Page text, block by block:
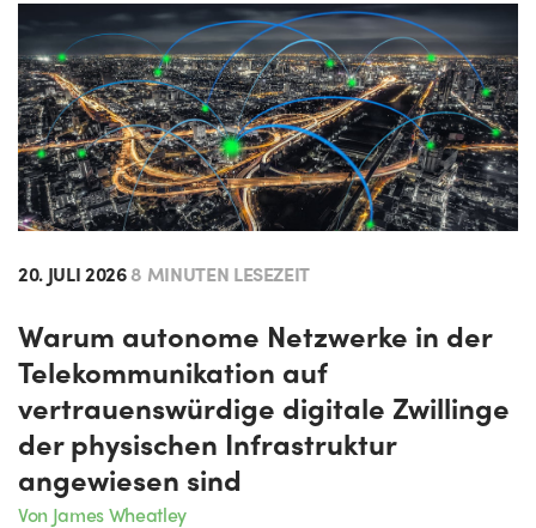
20. JULI 20268 MINUTEN LESEZEIT
Warum autonome Netzwerke in der
Telekommunikation auf
vertrauenswürdige digitale Zwillinge
der physischen Infrastruktur
angewiesen sind
Von James Wheatley